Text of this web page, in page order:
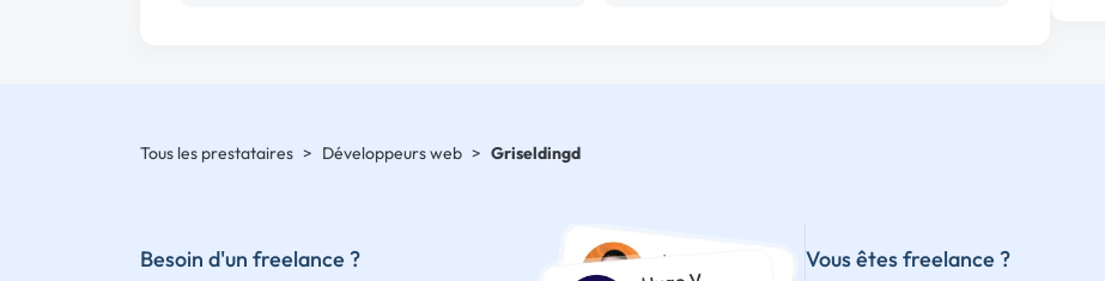
Tous les prestataires > Développeurs web > Griseldingd
Besoin d'un freelance ? Vous êtes freelance ?